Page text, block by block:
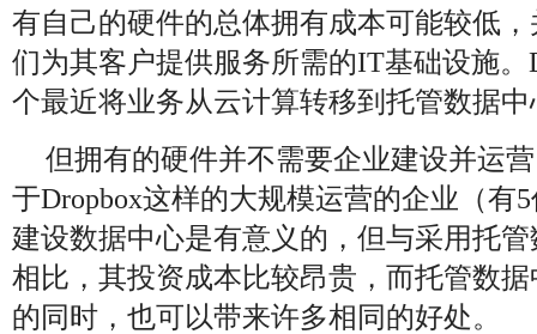
有自己的硬件的总体拥有成本可能较低
们为其客户提供服务所需的IT基础设施。
个最近将业务从云计算转移到托管数据
但拥有的硬件并不需要企业建设并运
于Dropbox这样的大规模运营的企业（有
建设数据中心是有意义的，但与采用托
相比，其投资成本比较昂贵，而托管数
的同时，也可以带来许多相同的好处。